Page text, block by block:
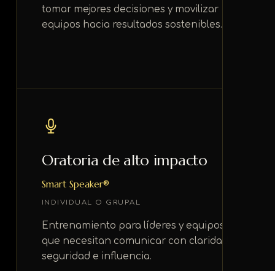
tomar mejores decisiones y movilizar
equipos hacia resultados sostenibles.
Oratoria de alto impacto
Smart Speaker®
INDIVIDUAL O GRUPAL
Entrenamiento para líderes y equipos
que necesitan comunicar con claridad,
seguridad e influencia.